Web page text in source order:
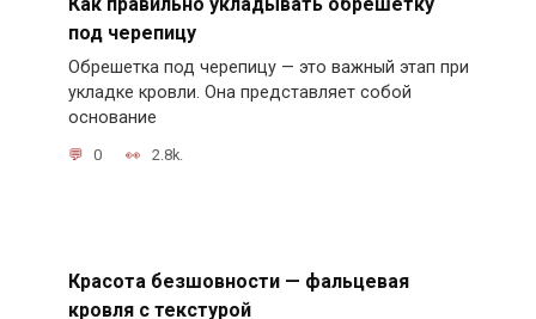
под черепицу
Обрешетка под черепицу — это важный этап при
укладке кровли. Она представляет собой
основание
0 2.8k.
Красота безшовности — фальцевая
кровля с текстурой